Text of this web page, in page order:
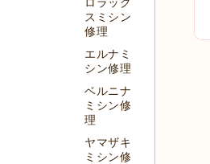
スミシン
修理
エルナミ
シン修理
ベルニナ
ミシン修
理
ヤマザキ
ミシン修